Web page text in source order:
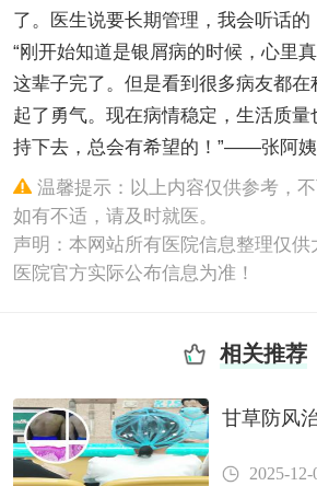
了。医生说要长期管理，我会听话
“刚开始知道是银屑病的时候，心里
这辈子完了。但是看到很多病友都
起了勇气。现在病情稳定，生活质量
持下去，总会有希望的！”——张阿
温馨提示：以上内容仅供参考，不
如有不适，请及时就医。
声明：本网站所有医院信息整理仅供
医院官方实际公布信息为准！
相关推荐
甘草防风
2025-12-